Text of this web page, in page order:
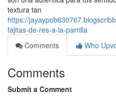
textura tan
https://
fajitas-de-res-a-la-parrilla
Comments
Who
Comments
Submit a Comment